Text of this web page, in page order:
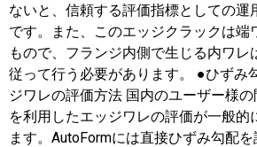
ないと、信頼する評価指標としての運
です。また、このエッジクラックは端
もので、フランジ内側で生じる内ワレ
従って行う必要があります。 ●ひずみ
ジワレの評価方法 国内のユーザー様
を利用したエッジワレの評価が一般的
ます。AutoFormには直接ひずみ勾配